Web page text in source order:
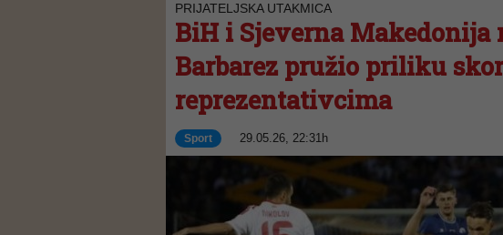
PRIJATELJSKA UTAKMICA
BiH i Sjeverna
Barbarez pružio priliku
reprezentativcima
Sport 29.05.26, 22:31h